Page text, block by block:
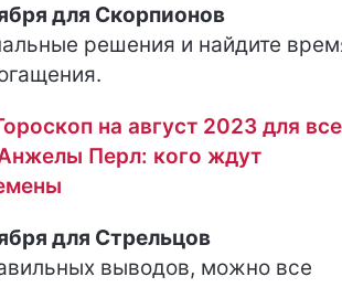
для Скорпионов
решения и найдите
на август 2023 для
Перл: кого ждут
для Стрельцов
выводов, можно все